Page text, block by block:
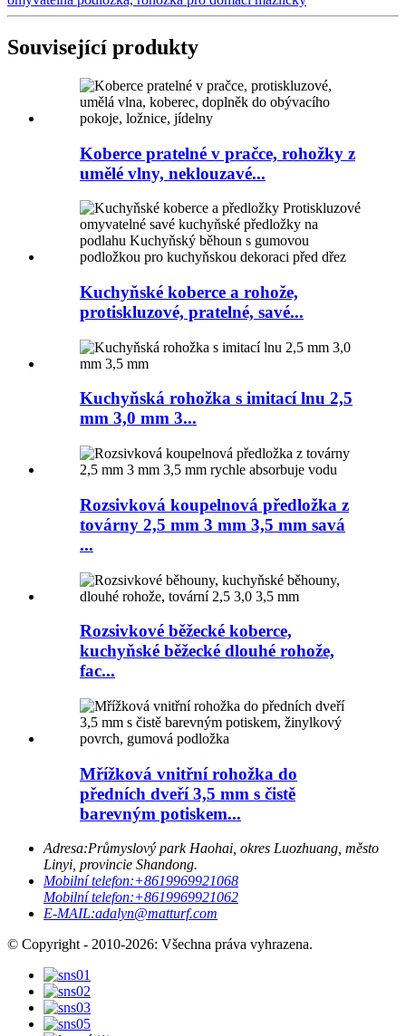
Související produkty
Koberce pratelné v pračce, rohožky z
umělé vlny, neklouzavé...
Kuchyňské koberce a rohože,
protiskluzové, pratelné, savé...
Kuchyňská rohožka s imitací lnu 2,5
mm 3,0 mm 3...
Rozsivková koupelnová předložka z
továrny 2,5 mm 3 mm 3,5 mm savá
...
Rozsivkové běžecké koberce,
kuchyňské běžecké dlouhé rohože,
fac...
Mřížková vnitřní rohožka do
předních dveří 3,5 mm s čistě
barevným potiskem...
Adresa:Průmyslový park Haohai, okres Luozhuang, město
Linyi, provincie Shandong.
Mobilní telefon:+8619969921068
Mobilní telefon:+8619969921062
E-MAIL:adalyn@matturf.com
© Copyright - 2010-2026: Všechna práva vyhrazena.